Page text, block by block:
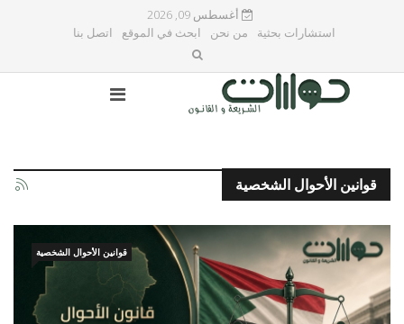
أغسطس 09, 2026
استشارات بحثية
من نحن ابحث في الموقع اتصل بنا
قوانين الأحوال الشخصية
قوانين الأحوال الشخصية